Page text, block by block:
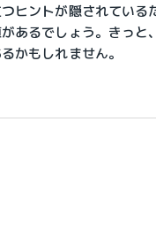
ヒントが隠されている
あるでしょう。きっと
かもしれません。